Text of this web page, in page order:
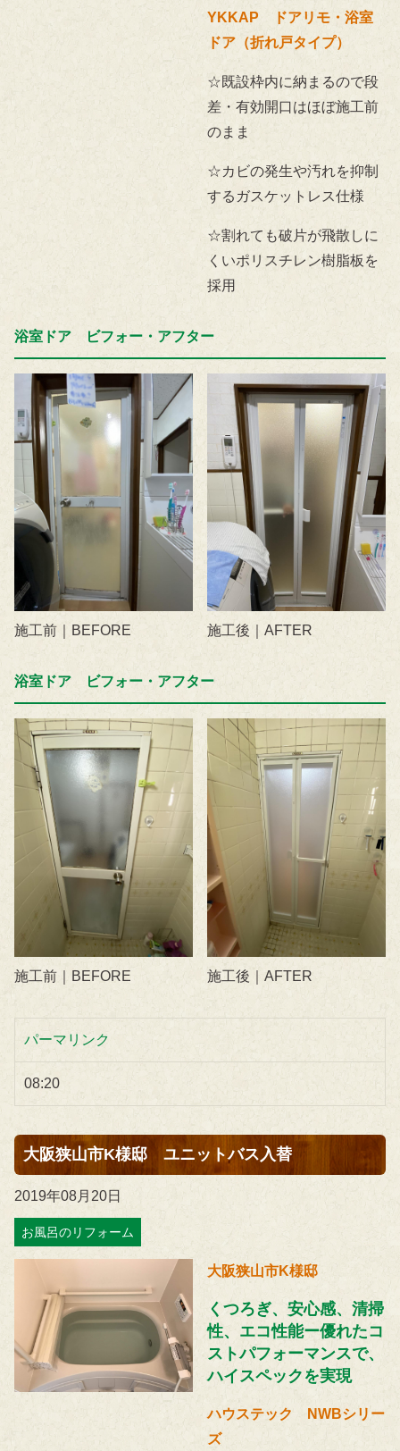
YKKAP ドアリモ・浴室
ドア（折れ戸タイプ）
☆既設枠内に納まるので段
差・有効開口はほぼ施工前
のまま
☆カビの発生や汚れを抑制
するガスケットレス仕様
☆割れても破片が飛散しに
くいポリスチレン樹脂板を
採用
浴室ドア ビフォー・アフター
施工前｜BEFORE 施工後｜AFTER
浴室ドア ビフォー・アフター
施工前｜BEFORE 施工後｜AFTER
パーマリンク
08:20
大阪狭山市K様邸 ユニットバス入替
2019年08月20日
お風呂のリフォーム
大阪狭山市K様邸
くつろぎ、安心感、清掃
性、エコ性能ー優れたコ
ストパフォーマンスで、
ハイスペックを実現
ハウステック NWBシリー
ズ